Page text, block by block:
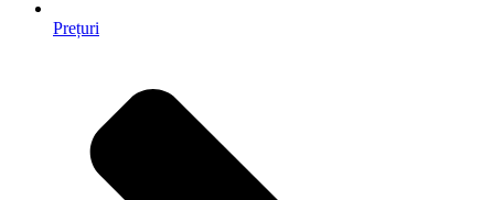
Prețuri